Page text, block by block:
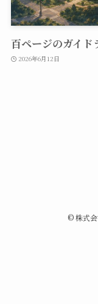
百ページのガイド
2026年6月12日
©株式会